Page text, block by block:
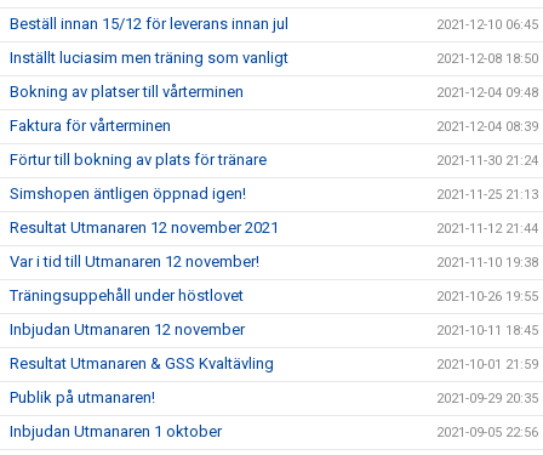
Beställ innan 15/12 för leverans innan jul 2021-12-10 06:45
Inställt luciasim men träning som vanligt 2021-12-08 18:50
Bokning av platser till vårterminen 2021-12-04 09:48
Faktura för vårterminen 2021-12-04 08:39
Förtur till bokning av plats för tränare 2021-11-30 21:24
Simshopen äntligen öppnad igen! 2021-11-25 21:13
Resultat Utmanaren 12 november 2021 2021-11-12 21:44
Var i tid till Utmanaren 12 november! 2021-11-10 19:38
Träningsuppehåll under höstlovet 2021-10-26 19:55
Inbjudan Utmanaren 12 november 2021-10-11 18:45
Resultat Utmanaren & GSS Kvaltävling 2021-10-01 21:59
Publik på utmanaren! 2021-09-29 20:35
Inbjudan Utmanaren 1 oktober 2021-09-05 22:56